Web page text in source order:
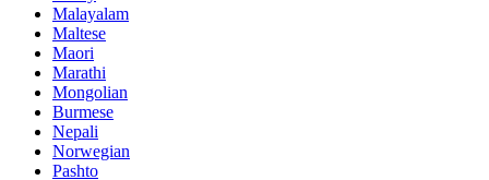
Malayalam
Maltese
Maori
Marathi
Mongolian
Burmese
Nepali
Norwegian
Pashto